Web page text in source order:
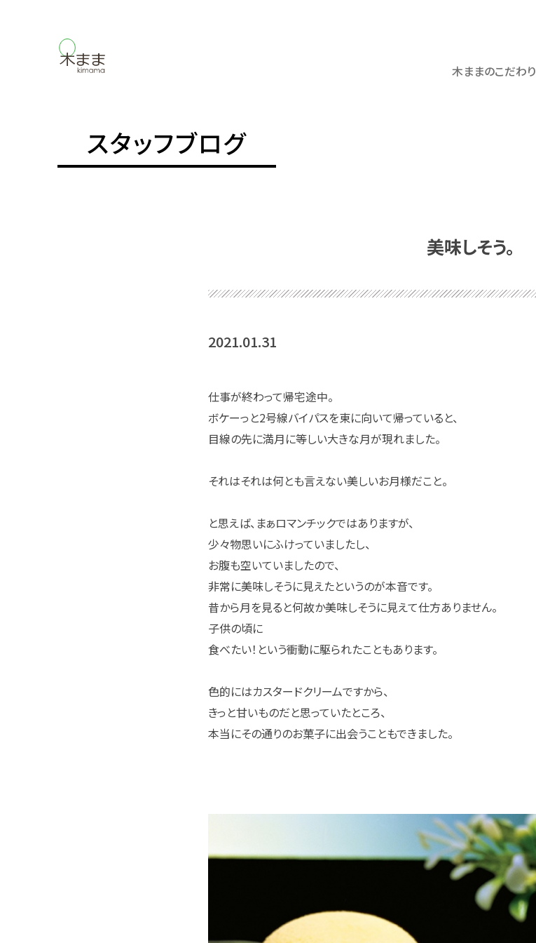
木ままのこだわり
スタッフブログ
美味しそう。
2021.01.31
仕事が終わって帰宅途中。
ボケーっと2号線バイパスを東に向いて帰っていると、
目線の先に満月に等しい大きな月が現れました。
それはそれは何とも言えない美しいお月様だこと。
と思えば、まぁロマンチックではありますが、
少々物思いにふけっていましたし、
お腹も空いていましたので、
非常に美味しそうに見えたというのが本音です。
昔から月を見ると何故か美味しそうに見えて仕方ありません。
子供の頃に
食べたい！という衝動に駆られたこともあります。
色的にはカスタードクリームですから、
きっと甘いものだと思っていたところ、
本当にその通りのお菓子に出会うこともできました。